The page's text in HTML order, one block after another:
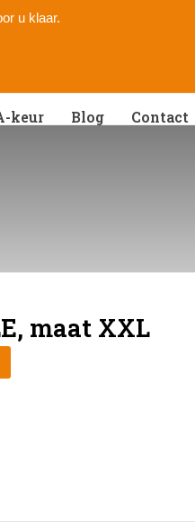
u klaar.
keur Blog Contact
maat XXL